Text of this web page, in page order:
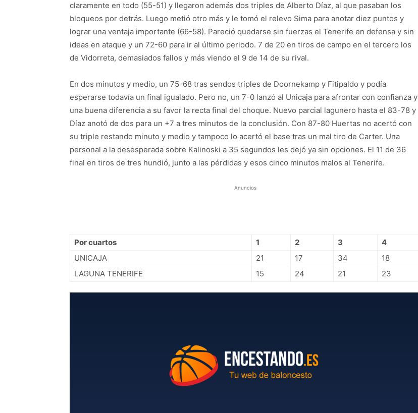
claramente en todo (55-51) y llegaron además dos triples de Alberto Díaz, al que pasaban los
bloqueos por detrás. Luego metió otro más y le tomó el relevo Sima para anotar diez puntos y
lograr una ventaja importante (66-58). Pareció quedarse sin fuerzas el Tenerife en defensa y sin
ideas en ataque y un 72-60 para ir al último periodo. 7 de 20 en tiros de campo en el tercero los
de Vidorreta, demasiados fallos y más viendo el 9 de 14 de su rival.
En dos minutos y medio, un 75-68 tras sendos triples de Doornekamp y Fitipaldo y podía
esperarse todavía un final igualado. Pero no, un 7-0 lanzó al Unicaja para afrontar con confianza y
una buena diferencia a su favor la recta final del choque. Nuevo parcial lagunero hasta el 83-78 y
Díaz anotó de dos para un +7 a tres minutos de la conclusión. Con 87-80 Huertas no acertó con
su triple restando minuto y medio y tampoco lo acertó el base tras un mal tiro de Carter. Una
personal a la desesperada sobre Kalinoski a 35 segundos les dejó ya sin opciones. El 11 de 36
final en tiros de tres hundió, junto a las pérdidas y esos cinco minutos malos al Tenerife.
Anuncios
Por cuartos 1 2 3
4
UNICAJA
21 17 34
18
LAGUNA TENERIFE
15 24 21 23